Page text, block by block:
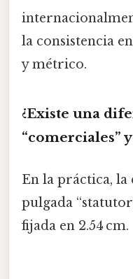
la consistencia
y métrico.
¿Existe una
“comerciales”
En la práctica,
pulgada
fijada en 2.54 cm.